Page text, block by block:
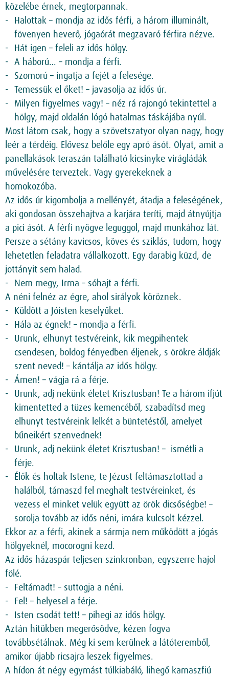
közelébe érnek, megtorpannak.
Halottak – mondja az idős férfi, a három illuminált,
fövenyen heverő, jógaórát megzavaró férfira nézve.
Hát igen – feleli az idős hölgy.
A háború… – mondja a férfi.
Szomorú – ingatja a fejét a felesége.
Temessük el őket! – javasolja az idős úr.
Milyen figyelmes vagy! – néz rá rajongó tekintettel a
hölgy, majd oldalán lógó hatalmas táskájába nyúl.
Most látom csak, hogy a szövetszatyor olyan nagy, hogy
leér a térdéig. Elővesz belőle egy apró ásót. Olyat, amit a
panellakások teraszán található kicsinyke virágládák
művelésére terveztek. Vagy gyerekeknek a
homokozóba.
Az idős úr kigombolja a mellényét, átadja a feleségének,
aki gondosan összehajtva a karjára teríti, majd átnyújtja
a pici ásót. A férfi nyögve leguggol, majd munkához lát.
Persze a sétány kavicsos, köves és sziklás, tudom, hogy
lehetetlen feladatra vállalkozott. Egy darabig küzd, de
jottányit sem halad.
Nem megy, Irma – sóhajt a férfi.
A néni felnéz az égre, ahol sirályok köröznek.
Küldött a Jóisten keselyűket.
Hála az égnek! – mondja a férfi.
Urunk, elhunyt testvéreink, kik megpihentek
csendesen, boldog fényedben éljenek, s örökre áldják
szent neved! – kántálja az idős hölgy.
Ámen! – vágja rá a férje.
Urunk, adj nekünk életet Krisztusban! Te a három ifjút
kimentetted a tüzes kemencéből, szabadítsd meg
elhunyt testvéreink lelkét a büntetéstől, amelyet
bűneikért szenvednek!
Urunk, adj nekünk életet Krisztusban! – ismétli a
férje.
Élők és holtak Istene, te Jézust feltámasztottad a
halálból, támaszd fel meghalt testvéreinket, és
vezess el minket velük együtt az örök dicsőségbe! –
sorolja tovább az idős néni, imára kulcsolt kézzel.
Ekkor az a férfi, akinek a sármja nem működött a jógás
hölgyeknél, mocorogni kezd.
Az idős házaspár teljesen szinkronban, egyszerre hajol
fölé.
Feltámadt! – suttogja a néni.
Fel! – helyesel a férje.
Isten csodát tett! – pihegi az idős hölgy.
Aztán hitükben megerősödve, kézen fogva
továbbsétálnak. Még ki sem kerülnek a látóteremből,
amikor újabb ricsajra leszek figyelmes.
A hídon át négy egymást túlkiabáló, lihegő kamaszfiú